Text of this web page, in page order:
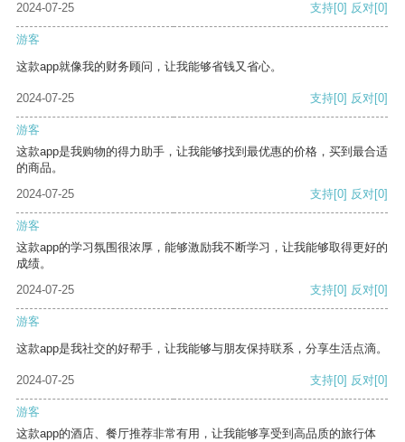
2024-07-25 支持[0] 反对[0]
游客
这款app就像我的财务顾问，让我能够省钱又省心。
2024-07-25 支持[0] 反对[0]
游客
这款app是我购物的得力助手，让我能够找到最优惠的价格，买到最合适
的商品。
2024-07-25
支持[0] 反对[0]
游客
这款app的学习氛围很浓厚，能够激励我不断学习，让我能够取得更好的
成绩。
2024-07-25
支持[0] 反对[0]
游客
这款app是我社交的好帮手，让我能够与朋友保持联系，分享生活点滴。
2024-07-25 支持[0] 反对[0]
游客
这款app的酒店、餐厅推荐非常有用，让我能够享受到高品质的旅行体